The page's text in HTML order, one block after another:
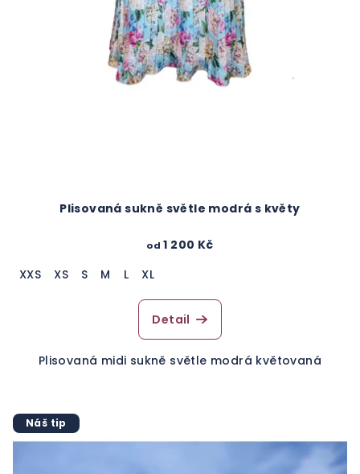
Plisovaná sukně světle modrá s květy
od 1 200 Kč
XXS
XS S M L XL
Detail
Plisovaná midi sukně světle modrá květovaná
Náš tip